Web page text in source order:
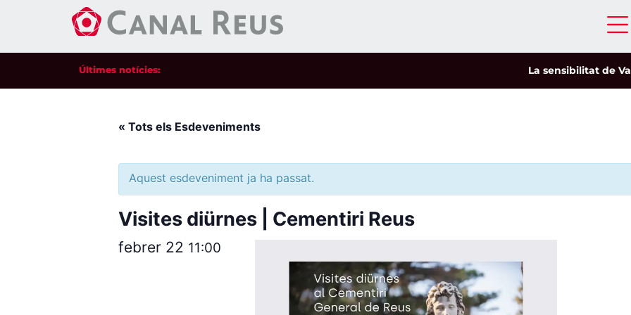
Últimes notícies: La sensibilitat de
« Tots els Esdeveniments
Aquest esdeveniment ja ha passat.
Visites diürnes | Cementiri Reus
febrer 22 11:00